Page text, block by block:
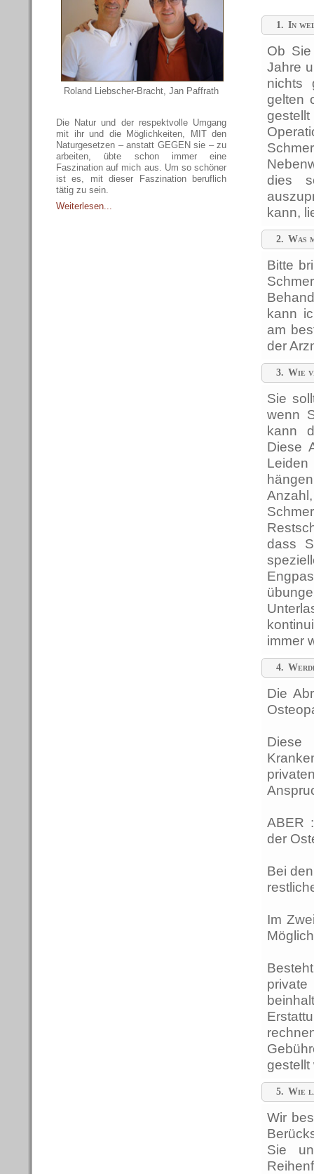
Roland Liebscher-Bracht, Jan Paffrath
Die Natur und der respektvolle Umgang
mit ihr und die Möglichkeiten, MIT den
Naturgesetzen – anstatt GEGEN sie – zu
arbeiten, übte schon immer eine
Faszination auf mich aus. Um so schöner
ist es, mit dieser Faszination beruflich
tätig zu sein.
Weiterlesen...
1. In
Ob
Jahre
nichts
gelten
dies
kann,
2. Was
Bitte
kann
am
der
3. Wie
Sie
wenn
kann
Diese
dass
immer
4.
Die
Diese
ABER
der
Bei
Im
gestellt
5. Wie
Wir
Sie